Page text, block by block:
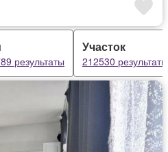
результаты
Участок
212530 результаты